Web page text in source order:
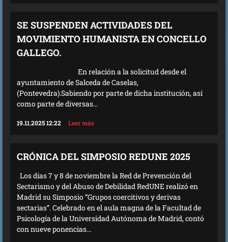
SE SUSPENDEN ACTIVIDADES DEL
MOVIMIENTO HUMANISTA EN CONCELLO
GALLEGO.
En relación a la solicitud desde el
ayuntamiento de Salceda de Caselas,
(Pontevedra).Sabiendo por parte de dicha institución, así
como parte de diversas...
19.11.2025 12:22 Leer más
CRÓNICA DEL SIMPOSIO REDUNE 2025
Los días 7 y 8 de noviembre la Red de Prevención del
Sectarismo y del Abuso de Debilidad RedUNE realizó en
Madrid su Simposio “Grupos coercitivos y derivas
sectarias”. Celebrado en el aula magna de la Facultad de
Psicología de la Universidad Autónoma de Madrid, contó
con nueve ponencias...